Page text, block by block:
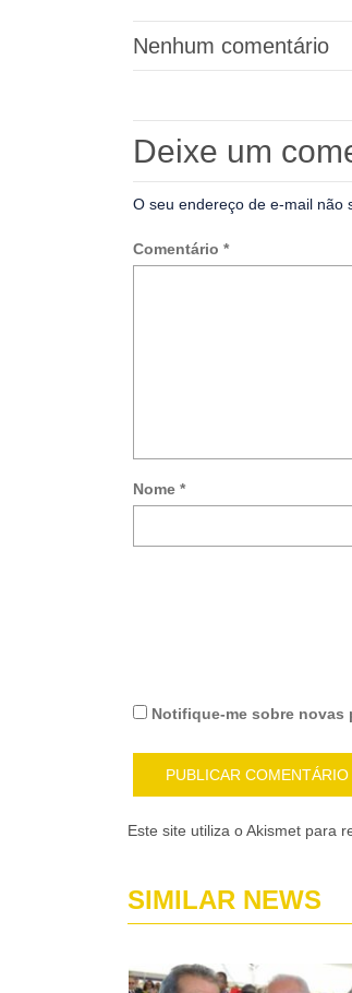
Nenhum comentário
Deixe um
O seu endereço de e-mail não
Comentário *
Nome *
Notifique-me sobre novas
Este site utiliza o Akismet para
SIMILAR NEWS